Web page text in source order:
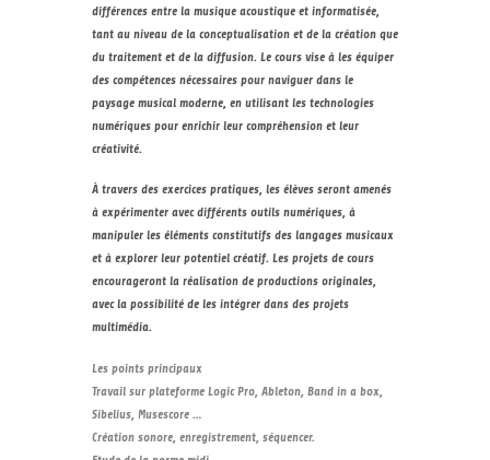
différences entre la musique acoustique et informatisée,
tant au niveau de la conceptualisation et de la création que
du traitement et de la diffusion. Le cours vise à les équiper
des compétences nécessaires pour naviguer dans le
paysage musical moderne, en utilisant les technologies
numériques pour enrichir leur compréhension et leur
créativité.
À travers des exercices pratiques, les élèves seront amenés
à expérimenter avec différents outils numériques, à
manipuler les éléments constitutifs des langages musicaux
et à explorer leur potentiel créatif. Les projets de cours
encourageront la réalisation de productions originales,
avec la possibilité de les intégrer dans des projets
multimédia.
Les points principaux
Travail sur plateforme Logic Pro, Ableton, Band in a box,
Sibelius, Musescore …
Création sonore, enregistrement, séquencer.